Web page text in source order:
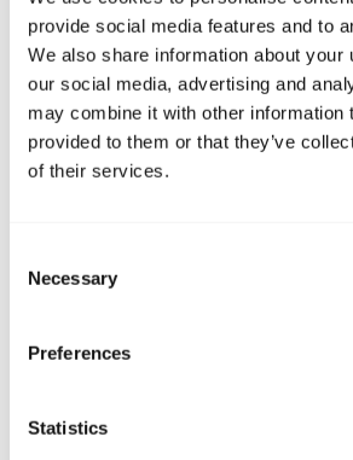
provide social media features and to
We also share information about your
our social media, advertising and
may combine it with other information
provided to them or that they’ve
of their services.
Selection
Necessary
Preferences
Statistics
Brzi linkovi
Upit za vez
Rezervirajte transfer